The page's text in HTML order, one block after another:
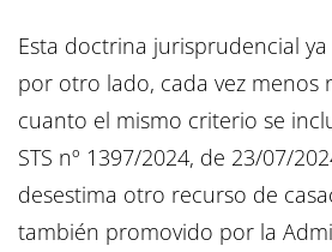
Esta doctrina jurisprudencial
por otro lado, cada vez menos
cuanto el mismo criterio se
STS nº 1397/2024, de 23/07/
desestima otro recurso de
también promovido por la